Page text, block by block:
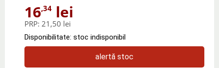
16,34 lei
PRP: 21,50 lei
Disponibilitate: stoc indisponibil
alertă stoc